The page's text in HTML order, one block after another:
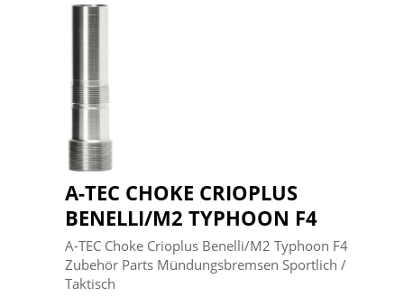
A-TEC CHOKE CRIOPLUS
BENELLI/M2 TYPHOON F4
A-TEC Choke Crioplus Benelli/M2 Typhoon F4
Zubehör Parts Mündungsbremsen Sportlich /
Taktisch